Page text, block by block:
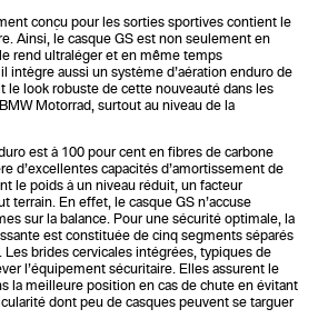
conçu pour les sorties sportives contient le
Ainsi, le casque GS est non seulement en
rend ultraléger et en même temps
intègre aussi un système d’aération enduro de
le look robuste de cette nouveauté dans les
Motorrad, surtout au niveau de la
est à 100 pour cent en fibres de carbone
d’excellentes capacités d’amortissement de
le poids à un niveau réduit, un facteur
terrain. En effet, le casque GS n’accuse
sur la balance. Pour une sécurité optimale, la
est constituée de cinq segments séparés
brides cervicales intégrées, typiques de
l’équipement sécuritaire. Elles assurent le
la meilleure position en cas de chute en évitant
dont peu de casques peuvent se targuer